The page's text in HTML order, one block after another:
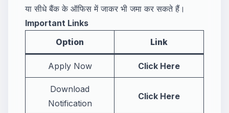
या सीधे बैंक के ऑफिस में जाकर भी जमा कर सकते हैं।
Important Links
Option
Link
Apply Now Click Here
Download
Notification
Click Here